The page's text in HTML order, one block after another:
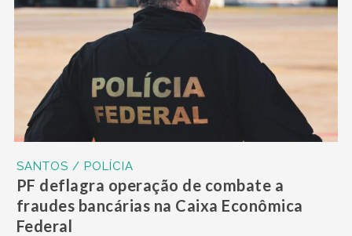
SANTOS / POLÍCIA
PF deflagra operação de combate a
fraudes bancárias na Caixa Econômica
Federal